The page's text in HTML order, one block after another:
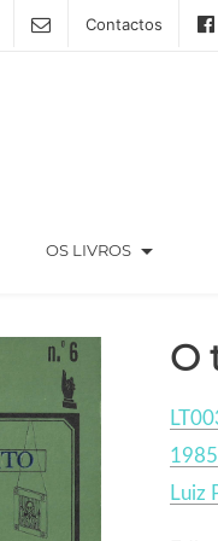
Contactos
OS LIVROS arrow_drop_down
O
1985
Luiz